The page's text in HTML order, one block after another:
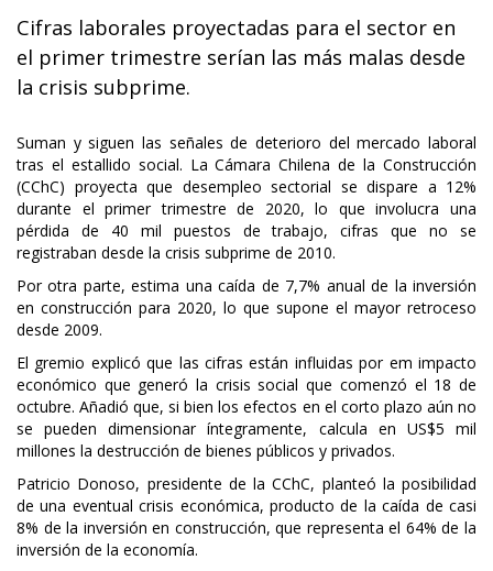
Cifras laborales proyectadas para el sector en
el primer trimestre serían las más malas desde
la crisis subprime.
Suman y siguen las señales de deterioro del mercado laboral
tras el estallido social. La Cámara Chilena de la Construcción
(CChC) proyecta que desempleo sectorial se dispare a 12%
durante el primer trimestre de 2020, lo que involucra una
pérdida de 40 mil puestos de trabajo, cifras que no se
registraban desde la crisis subprime de 2010.
Por otra parte, estima una caída de 7,7% anual de la inversión
en construcción para 2020, lo que supone el mayor retroceso
desde 2009.
El gremio explicó que las cifras están influidas por em impacto
económico que generó la crisis social que comenzó el 18 de
octubre. Añadió que, si bien los efectos en el corto plazo aún no
se pueden dimensionar íntegramente, calcula en US$5 mil
millones la destrucción de bienes públicos y privados.
Patricio Donoso, presidente de la CChC, planteó la posibilidad
de una eventual crisis económica, producto de la caída de casi
8% de la inversión en construcción, que representa el 64% de la
inversión de la economía.